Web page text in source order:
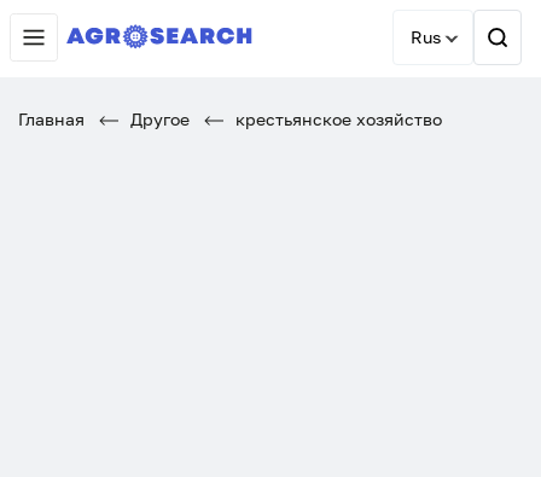
Rus
Главная Другое крестьянское хозяйство